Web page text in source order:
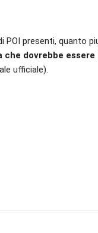
POI presenti, quanto
dovrebbe
ufficiale).